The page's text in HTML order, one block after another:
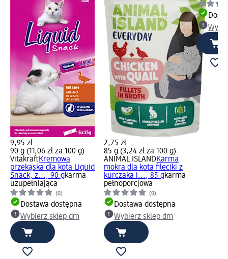
9,95 zł
90 g (11,06 zł za 100 g)
VitakraftKremowa
przekąska dla kota Liquid
Snack, z..., 90 gkarma
uzupełniająca
(0)
Dostawa dostępna
Wybierz sklep dm
2,75 zł
85 g (3,24 zł za 100 g)
ANIMAL ISLANDKarma
mokra dla kota fileciki z
kurczaka i..., 85 gkarma
pełnoporcjowa
(0)
Dostawa dostępna
Wybierz sklep dm